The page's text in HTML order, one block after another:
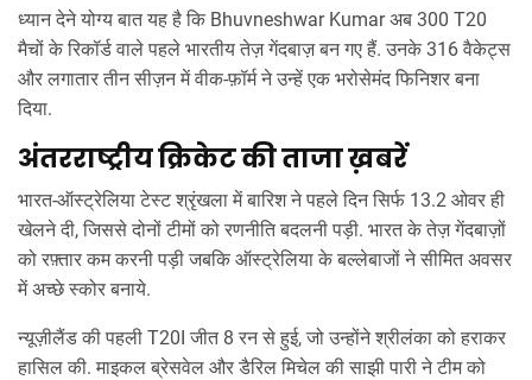
ध्यान देने योग्य बात यह है कि Bhuvneshwar Kumar अब 300 T20
मैचों के रिकॉर्ड वाले पहले भारतीय तेज़ गेंदबाज़ बन गए हैं. उनके 316 वैकेट्स
और लगातार तीन सीज़न में वीक-फ़ॉर्म ने उन्हें एक भरोसेमंद फिनिशर बना
दिया.
अंतरराष्ट्रीय क्रिकेट की ताजा ख़बरें
भारत‑ऑस्ट्रेलिया टेस्ट श्रृंखला में बारिश ने पहले दिन सिर्फ 13.2 ओवर ही
खेलने दी, जिससे दोनों टीमों को रणनीति बदलनी पड़ी. भारत के तेज़ गेंदबाज़ों
को रफ़्तार कम करनी पड़ी जबकि ऑस्ट्रेलिया के बल्लेबाजों ने सीमित अवसर
में अच्छे स्कोर बनाये.
न्यूज़ीलैंड की पहली T20I जीत 8 रन से हुई, जो उन्होंने श्रीलंका को हराकर
हासिल की. माइकल ब्रेसवेल और डैरिल मिचेल की साझी पारी ने टीम को